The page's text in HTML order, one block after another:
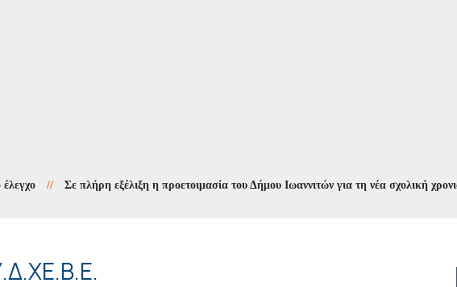
// Σε πλήρη εξέλιξη η προετοιμασία του Δήμου Ιωαννιτών για τη νέα σχολική χρονιά //